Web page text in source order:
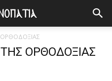
ΟΡΘΟΔΟΞΙΑΣ
ΤΗΣ ΟΡΘΟΔΟΞΙΑΣ